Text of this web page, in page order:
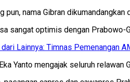
pun, nama Gibran
sangat optimis dengan Prabowo-
Lainnya: Timnas Pemenangan
Yanto mengajak seluruh